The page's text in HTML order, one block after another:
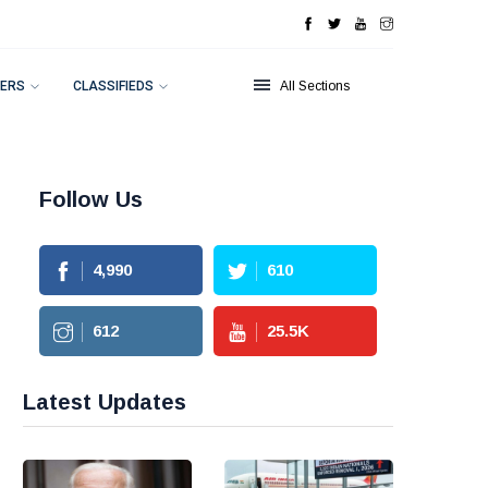
CLASSIFIEDS All Sections
Follow Us
4,990 610
612 25.5K
Latest Updates